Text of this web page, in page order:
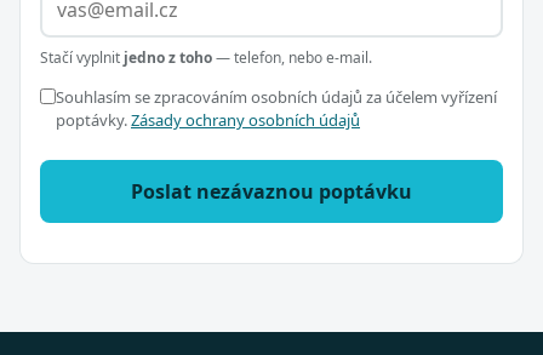
Stačí vyplnit jedno z toho— telefon, nebo e-mail.
Souhlasím se zpracováním osobních údajů za účelem vyřízení
poptávky.Zásady ochrany osobních údajů
Poslat nezávaznou poptávku